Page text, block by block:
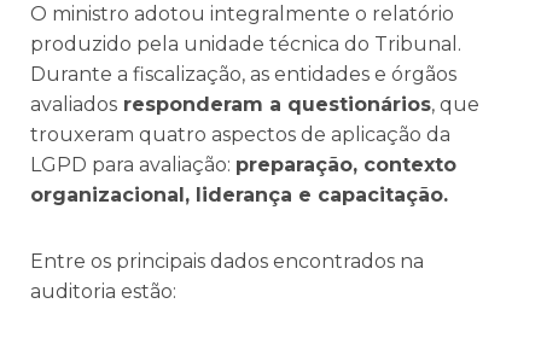
O ministro adotou integralmente o relatório
produzido pela unidade técnica do Tribunal.
Durante a fiscalização, as entidades e órgãos
avaliados responderam a questionários, que
trouxeram quatro aspectos de aplicação da
LGPD para avaliação: preparação, contexto
organizacional, liderança e capacitação.
Entre os principais dados encontrados na
auditoria estão: